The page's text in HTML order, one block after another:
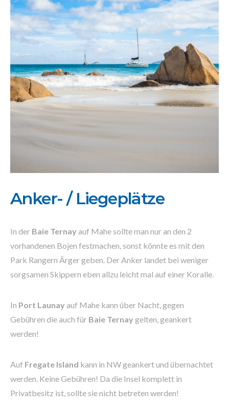
Anker- / Liegeplätze
In der Baie Ternay auf Mahe sollte man nur an den 2
vorhandenen Bojen festmachen, sonst könnte es mit den
Park Rangern Ärger geben. Der Anker landet bei weniger
sorgsamen Skippern eben allzu leicht mal auf einer Koralle.
In Port Launay auf Mahe kann über Nacht, gegen
Gebühren die auch für Baie Ternay gelten, geankert
werden!
Auf Fregate Island kann in NW geankert und übernachtet
werden. Keine Gebühren! Da die Insel komplett in
Privatbesitz ist, sollte sie nicht betreten werden!